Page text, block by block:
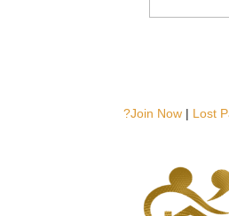
Join Now| Lost